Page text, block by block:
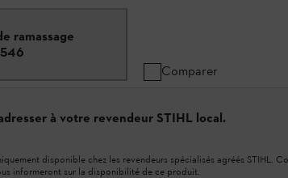
ramassage
Comparer
à votre revendeur STIHL local.
disponible chez les revendeurs spécialisés agréés STIHL.
informeront sur la disponibilité de ce produit.